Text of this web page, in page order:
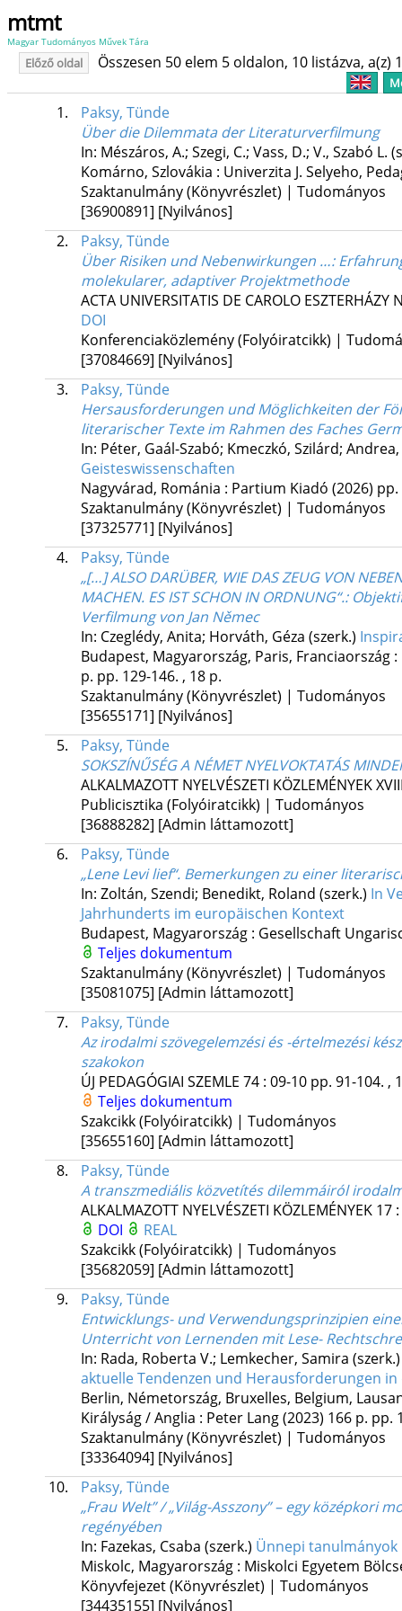
mtmt
Magyar Tudományos Művek Tára
Előző oldal Összesen 50 elem 5 oldalon, 10 listázva, a(z)
1.
Paksy, Tünde
Über die Dilemmata der Literaturverfilmung
In: Mészáros, A.; Szegi, C.; Vass, D.; V., Szabó L.
Komárno, Szlovákia : Univerzita J. Selyeho,
Szaktanulmány (Könyvrészlet) | Tudományos
[36900891] [Nyilvános]
2.
Paksy, Tünde
Über Risiken und Nebenwirkungen …:
molekularer, adaptiver Projektmethode
ACTA UNIVERSITATIS DE CAROLO
DOI
Konferenciaközlemény (Folyóiratcikk) |
[37084669] [Nyilvános]
3.
Paksy, Tünde
Hersausforderungen und Möglichkeiten der
literarischer Texte im Rahmen des Faches
In: Péter, Gaál-Szabó; Kmeczkó, Szilárd;
Geisteswissenschaften
Nagyvárad, Románia : Partium Kiadó (2026) pp.
Szaktanulmány (Könyvrészlet) | Tudományos
[37325771] [Nyilvános]
4.
Paksy, Tünde
„[…] ALSO DARÜBER, WIE DAS ZEUG VON
MACHEN. ES IST SCHON IN ORDNUNG“.:
Verfilmung von Jan Němec
In: Czeglédy, Anita; Horváth, Géza (szerk.)
Budapest, Magyarország, Paris, Franciaország :
p. pp. 129-146. , 18 p.
Szaktanulmány (Könyvrészlet) | Tudományos
[35655171] [Nyilvános]
5.
Paksy, Tünde
SOKSZÍNŰSÉG A NÉMET NYELVOKTATÁS
ALKALMAZOTT NYELVÉSZETI KÖZLEMÉNYEK
Publicisztika (Folyóiratcikk) | Tudományos
[36888282] [Admin láttamozott]
6.
Paksy, Tünde
„Lene Levi lief“. Bemerkungen zu einer
In: Zoltán, Szendi; Benedikt, Roland (szerk.) In
Jahrhunderts im europäischen Kontext
Budapest, Magyarország : Gesellschaft
Teljes dokumentum
Szaktanulmány (Könyvrészlet) | Tudományos
[35081075] [Admin láttamozott]
7.
Paksy, Tünde
Az irodalmi szövegelemzési és -értelmezési
szakokon
ÚJ PEDAGÓGIAI SZEMLE 74: 09-10 pp. 91-104. ,
Teljes dokumentum
Szakcikk (Folyóiratcikk) | Tudományos
[35655160] [Admin láttamozott]
8.
Paksy, Tünde
A transzmediális közvetítés dilemmáiról
ALKALMAZOTT NYELVÉSZETI KÖZLEMÉNYEK 17:
DOI
REAL
Szakcikk (Folyóiratcikk) | Tudományos
[35682059] [Admin láttamozott]
9.
Paksy, Tünde
Entwicklungs- und Verwendungsprinzipien
Unterricht von Lernenden mit Lese-
In: Rada, Roberta V.; Lemkecher, Samira
aktuelle Tendenzen und Herausforderungen
Berlin, Németország, Bruxelles, Belgium,
Királyság / Anglia : Peter Lang(2023) 166 p. pp.
Szaktanulmány (Könyvrészlet) | Tudományos
[33364094] [Nyilvános]
10.
Paksy, Tünde
„Frau Welt” / „Világ-Asszony” – egy középkori
regényében
In: Fazekas, Csaba (szerk.) Ünnepi tanulmányok
Miskolc, Magyarország : Miskolci Egyetem
Könyvfejezet (Könyvrészlet) | Tudományos
[34435155] [Nyilvános]